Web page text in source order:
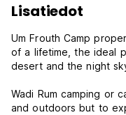
Lisatiedot
Um Frouth Camp
of a lifetime, the ideal
desert and the night
Wadi Rum camping or
and outdoors but to